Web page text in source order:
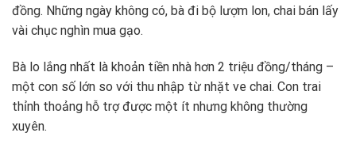
đồng. Những ngày không có, bà đi bộ lượm lon, chai bán lấy
vài chục nghìn mua gạo.
Bà lo lắng nhất là khoản tiền nhà hơn 2 triệu đồng/tháng –
một con số lớn so với thu nhập từ nhặt ve chai. Con trai
thỉnh thoảng hỗ trợ được một ít nhưng không thường
xuyên.